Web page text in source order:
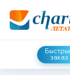
заказ